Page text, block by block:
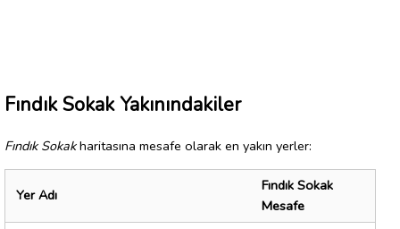
Fındık Sokak Yakınındakiler
Fındık Sokakharitasına mesafe olarak en yakın yerler:
Yer Adı
Fındık Sokak
Mesafe